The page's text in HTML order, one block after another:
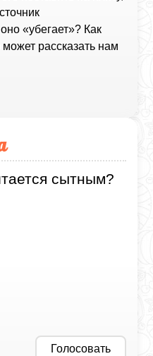
«убегает»? Как
рассказать нам
сытным?
Голосовать